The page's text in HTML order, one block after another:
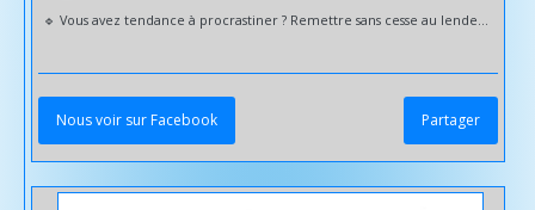
Nous voir sur Facebook Partager